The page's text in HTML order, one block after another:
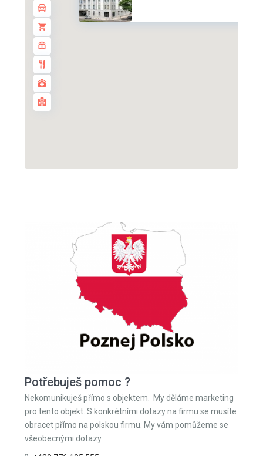
Potřebuješ pomoc ?
Nekomunikuješ přímo s objektem. My děláme marketing
pro tento objekt. S konkrétními dotazy na firmu se musíte
obracet přímo na polskou firmu. My vám pomůžeme se
všeobecnými dotazy .